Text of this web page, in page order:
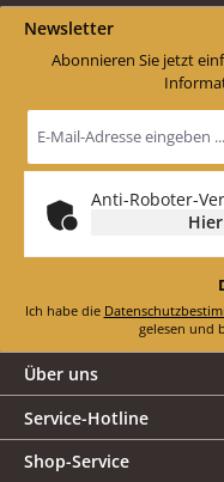
Newsletter
Abonnieren Sie jetzt
Mail-
*
Anti-Roboter-
Ich habe die
gelesen und
Über uns
Service-Hotline
Shop-Service